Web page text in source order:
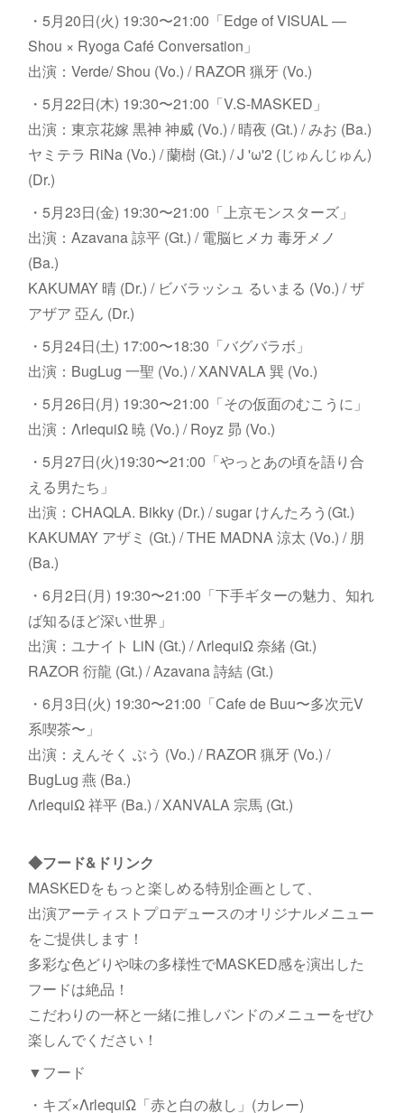
・5月20日(火) 19:30〜21:00「Edge of VISUAL —
Shou × Ryoga Café Conversation」
出演：Verde/ Shou (Vo.) / RAZOR 猟牙 (Vo.)
・5月22日(木) 19:30〜21:00「V.S-MASKED」
出演：東京花嫁 黒神 神威 (Vo.) / 晴夜 (Gt.) / みお (Ba.)
ヤミテラ RiNa (Vo.) / 蘭樹 (Gt.) / J 'ω'2 (じゅんじゅん)
(Dr.)
・5月23日(金) 19:30〜21:00「上京モンスターズ」
出演：Azavana 諒平 (Gt.) / 電脳ヒメカ 毒牙メノ
(Ba.)
KAKUMAY 晴 (Dr.) / ビバラッシュ るいまる (Vo.) / ザ
アザア 亞ん (Dr.)
・5月24日(土) 17:00〜18:30「バグバラボ」
出演：BugLug 一聖 (Vo.) / XANVALA 巽 (Vo.)
・5月26日(月) 19:30〜21:00「その仮面のむこうに」
出演：ΛrlequiΩ 暁 (Vo.) / Royz 昴 (Vo.)
・5月27日(火)19:30〜21:00「やっとあの頃を語り合
える男たち」
出演：CHAQLA. Bikky (Dr.) / sugar けんたろう(Gt.)
KAKUMAY アザミ (Gt.) / THE MADNA 涼太 (Vo.) / 朋
(Ba.)
・6月2日(月) 19:30〜21:00「下手ギターの魅力、知れ
ば知るほど深い世界」
出演：ユナイト LiN (Gt.) / ΛrlequiΩ 奈緒 (Gt.)
RAZOR 衍龍 (Gt.) / Azavana 詩結 (Gt.)
・6月3日(火) 19:30〜21:00「Cafe de Buu〜多次元V
系喫茶〜」
出演：えんそく ぶう (Vo.) / RAZOR 猟牙 (Vo.) /
BugLug 燕 (Ba.)
ΛrlequiΩ 祥平 (Ba.) / XANVALA 宗馬 (Gt.)
◆フード&ドリンク
MASKEDをもっと楽しめる特別企画として、
出演アーティストプロデュースのオリジナルメニュー
をご提供します！
多彩な色どりや味の多様性でMASKED感を演出した
フードは絶品！
こだわりの一杯と一緒に​推しバンドのメニューをぜひ
楽しんでください！
▼フード
・キズ×ΛrlequiΩ「赤と白の赦し」(カレー)